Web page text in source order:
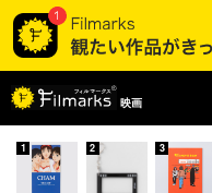
映画
1 2 3